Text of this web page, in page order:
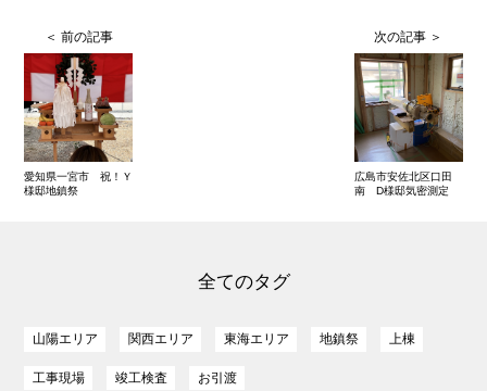
愛知県一宮市 祝！Ｙ
様邸地鎮祭
広島市安佐北区口田
南 D様邸気密測定
全てのタグ
山陽エリア 関西エリア 東海エリア 地鎮祭 上棟
工事現場 竣工検査 お引渡